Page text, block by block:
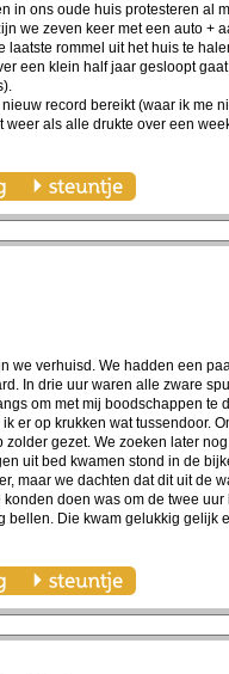
in ons oude huis protesteren al
we zeven keer met een auto +
laatste rommel uit het huis te
een klein half jaar gesloopt
record bereikt (waar ik me
weer als alle drukte over een
we verhuisd. We hadden een
In drie uur waren alle zware
om met mij boodschappen
er op krukken wat tussendoor.
gezet. We zoeken later
uit bed kwamen stond in de
maar we dachten dat dit uit de
doen was om de twee
bellen. Die kwam gelukkig gelijk